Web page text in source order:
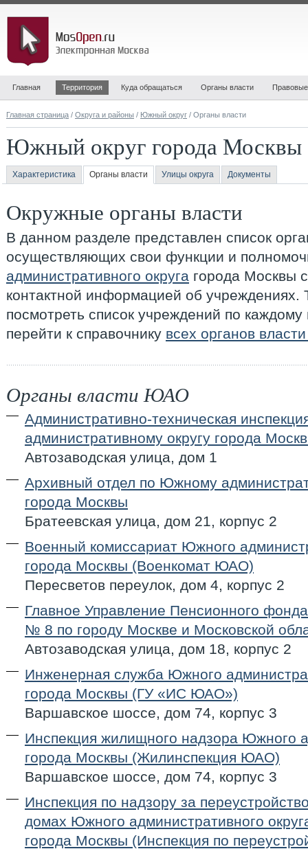
Главная Территория Куда обращаться Органы власти
Главная страница / Округа и районы / Южный округ / Органы власти
Южный округ города Москвы
Характеристика Органы власти Улицы округа Документы
Окружные органы власти
В данном разделе представлен список
осуществляющих свои функции и
административного округа города Москвы
контактной информацией об учреждениях.
посмотреть список учреждений по
перейти к справочнику всех органов
Органы власти ЮАО
Административно-техническая
административному округу города
Автозаводская улица, дом 1
Архивный отдел по Южному
города Москвы
Братеевская улица, дом 21, корпус 2
Военный комиссариат Южного
города Москвы (Военкомат ЮАО)
Пересветов переулок, дом 4, корпус 2
Главное Управление Пенсионного
№ 8 по городу Москве и Московской
Автозаводская улица, дом 18, корпус 2
Инженерная служба Южного
города Москвы (ГУ «ИС ЮАО»)
Варшавское шоссе, дом 74, корпус 3
Инспекция жилищного надзора Южного
города Москвы (Жилинспекция ЮАО)
Варшавское шоссе, дом 74, корпус 3
Инспекция по надзору за
домах Южного административного
города Москвы (Инспекция по